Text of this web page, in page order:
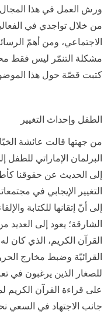
ورش العمل في هذا
من خلال تواجدي في
الاجتماعي، ومن أهمّ
مشكلة التنمّر ليس فقط
كتبت قصّة حول هذا
الطفل وإحداث التغيير
من جهتها قالت عائشة
البرلمان الإماراتي
إلى الحديث عن حقوقنا
التغيير الإيجابي في
إلى أنّ إتقانها للكتابة
الشارقة؛ يعود إلى العديد
القرآن الكريم، الذي كان
القرائيّة وضبط مخارج
للصغار الذين يرغبون في
على قراءة القرآن الكريم
جانب الاجتهاد في السعي